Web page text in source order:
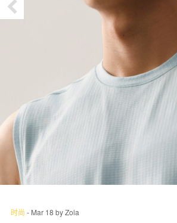
生 活
科 技
时尚 - Mar 18 byZola